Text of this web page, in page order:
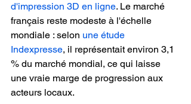
d'impression 3D en ligne. Le marché
français reste modeste à l'échelle
mondiale : selon une étude
Indexpresse, il représentait environ 3,1
% du marché mondial, ce qui laisse
une vraie marge de progression aux
acteurs locaux.